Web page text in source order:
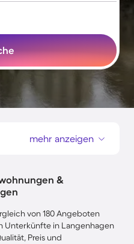
mehr anzeigen
&
von 180 Angeboten
Unterkünfte in Langenhagen
Preis und